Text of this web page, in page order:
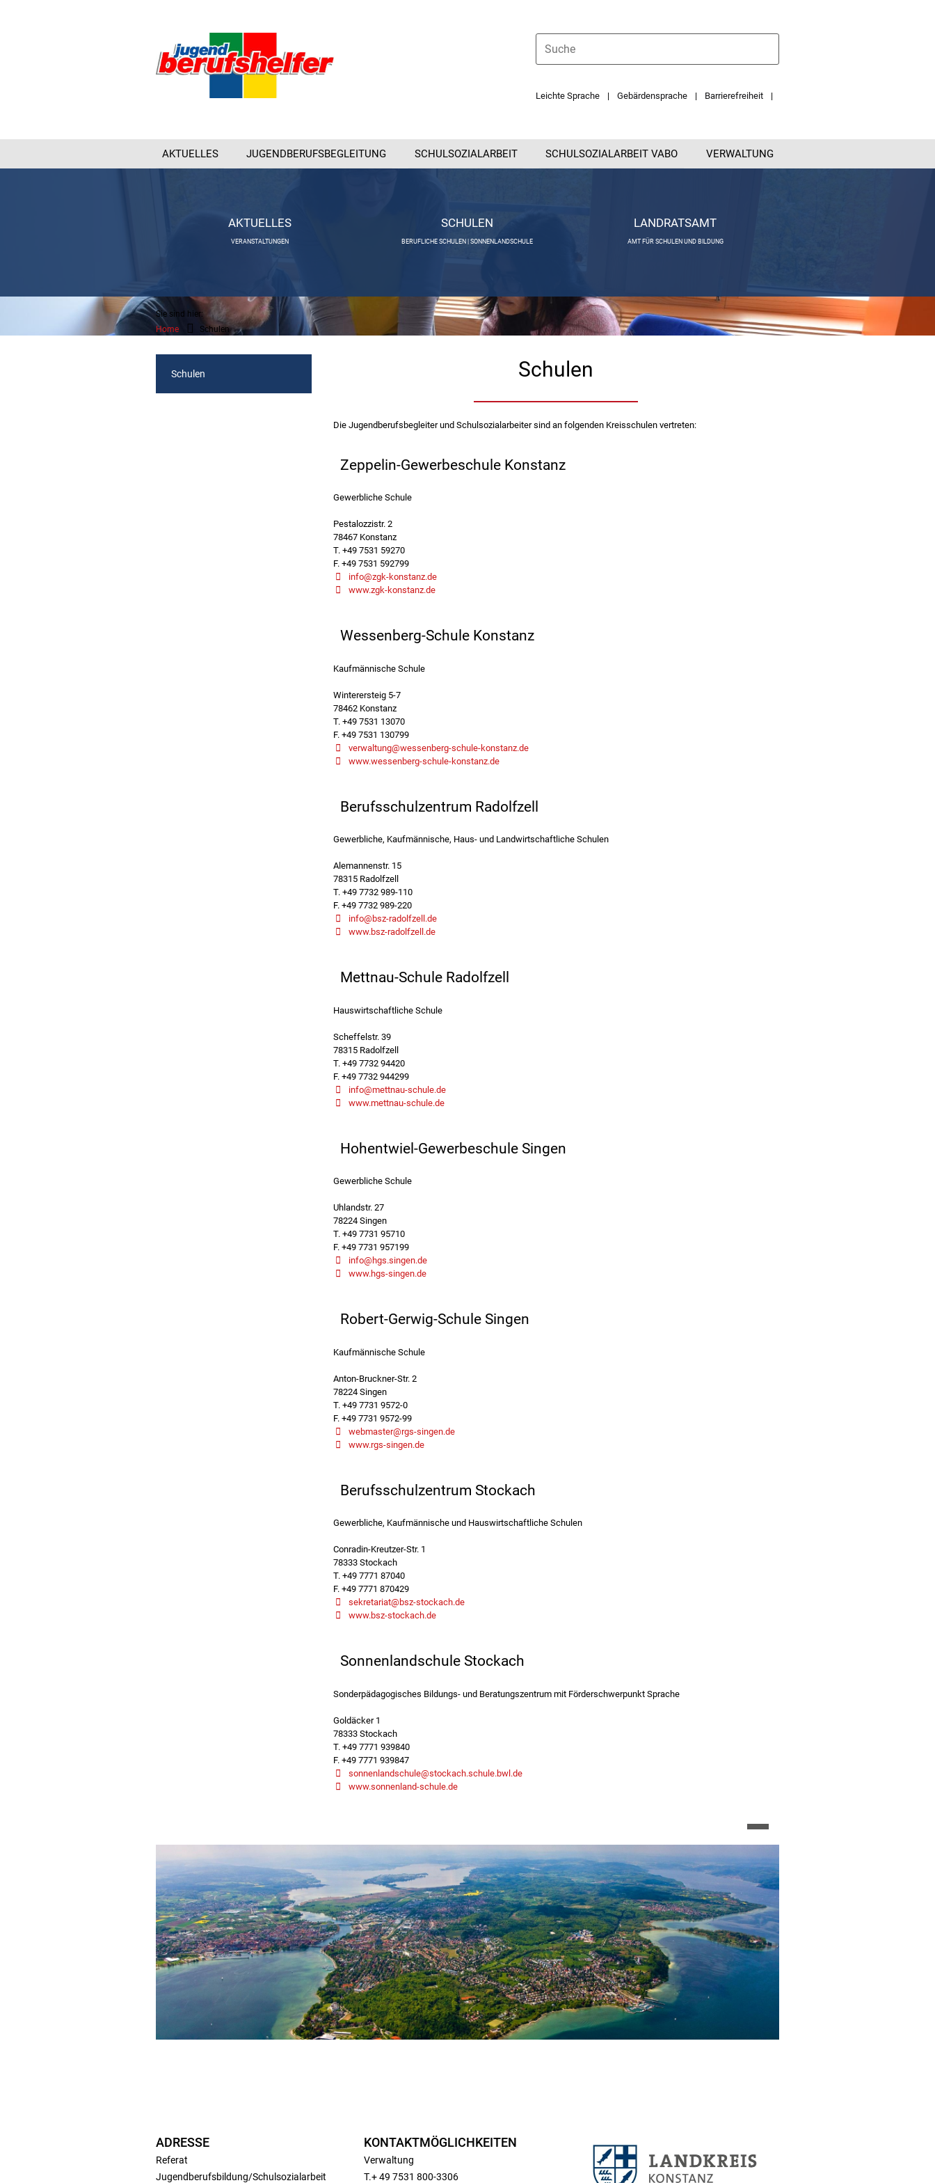
Leichte Sprache Gebärdensprache Barrierefreiheit
AKTUELLES JUGENDBERUFSBEGLEITUNG SCHULSOZIALARBEIT SCHULSOZIALARBEIT VABO VERWALTUNG
AKTUELLES
VERANSTALTUNGEN
SCHULEN
BERUFLICHE SCHULEN | SONNENLANDSCHULE
LANDRATSAMT
AMT FÜR SCHULEN UND BILDUNG
Sie sind hier:
Home
Schulen
Schulen Schulen
Die Jugendberufsbegleiter und Schulsozialarbeiter sind an folgenden Kreisschulen vertreten:
Zeppelin-Gewerbeschule Konstanz
Gewerbliche Schule
Pestalozzistr. 2
78467 Konstanz
T. +49 7531 59270
F. +49 7531 592799
info@zgk-konstanz.de
www.zgk-konstanz.de
Wessenberg-Schule Konstanz
Kaufmännische Schule
Winterersteig 5-7
78462 Konstanz
T. +49 7531 13070
F. +49 7531 130799
verwaltung@wessenberg-schule-konstanz.de
www.wessenberg-schule-konstanz.de
Berufsschulzentrum Radolfzell
Gewerbliche, Kaufmännische, Haus- und Landwirtschaftliche Schulen
Alemannenstr. 15
78315 Radolfzell
T. +49 7732 989-110
F. +49 7732 989-220
info@bsz-radolfzell.de
www.bsz-radolfzell.de
Mettnau-Schule Radolfzell
Hauswirtschaftliche Schule
Scheffelstr. 39
78315 Radolfzell
T. +49 7732 94420
F. +49 7732 944299
info@mettnau-schule.de
www.mettnau-schule.de
Hohentwiel-Gewerbeschule Singen
Gewerbliche Schule
Uhlandstr. 27
78224 Singen
T. +49 7731 95710
F. +49 7731 957199
info@hgs.singen.de
www.hgs-singen.de
Robert-Gerwig-Schule Singen
Kaufmännische Schule
Anton-Bruckner-Str. 2
78224 Singen
T. +49 7731 9572-0
F. +49 7731 9572-99
webmaster@rgs-singen.de
www.rgs-singen.de
Berufsschulzentrum Stockach
Gewerbliche, Kaufmännische und Hauswirtschaftliche Schulen
Conradin-Kreutzer-Str. 1
78333 Stockach
T. +49 7771 87040
F. +49 7771 870429
sekretariat@bsz-stockach.de
www.bsz-stockach.de
Sonnenlandschule Stockach
Sonderpädagogisches Bildungs- und Beratungszentrum mit Förderschwerpunkt Sprache
Goldäcker 1
78333 Stockach
T. +49 7771 939840
F. +49 7771 939847
sonnenlandschule@stockach.schule.bwl.de
www.sonnenland-schule.de
ADRESSE
Referat
Jugendberufsbildung/Schulsozialarbeit
KONTAKTMÖGLICHKEITEN
Verwaltung
T.+ 49 7531 800-3306